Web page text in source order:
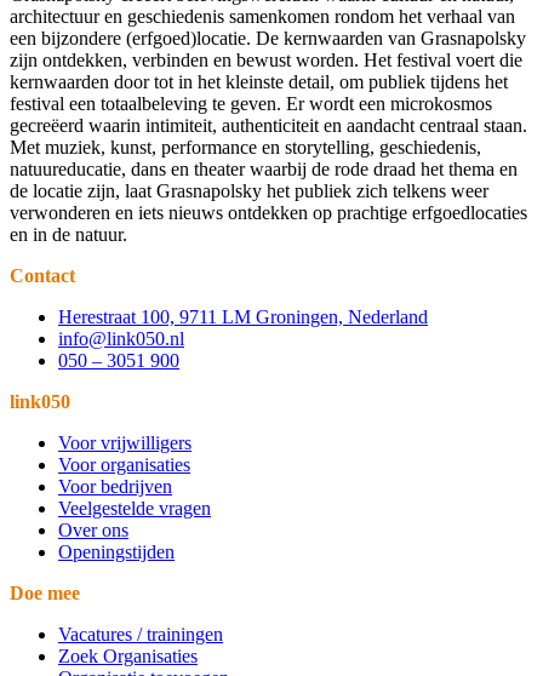
architectuur en geschiedenis samenkomen rondom het verhaal van
een bijzondere (erfgoed)locatie. De kernwaarden van Grasnapolsky
zijn ontdekken, verbinden en bewust worden. Het festival voert die
kernwaarden door tot in het kleinste detail, om publiek tijdens het
festival een totaalbeleving te geven. Er wordt een microkosmos
gecreëerd waarin intimiteit, authenticiteit en aandacht centraal staan.
Met muziek, kunst, performance en storytelling, geschiedenis,
natuureducatie, dans en theater waarbij de rode draad het thema en
de locatie zijn, laat Grasnapolsky het publiek zich telkens weer
verwonderen en iets nieuws ontdekken op prachtige erfgoedlocaties
en in de natuur.
Contact
Herestraat 100, 9711 LM Groningen, Nederland
info@link050.nl
050 – 3051 900
link050
Voor vrijwilligers
Voor organisaties
Voor bedrijven
Veelgestelde vragen
Over ons
Openingstijden
Doe mee
Vacatures / trainingen
Zoek Organisaties